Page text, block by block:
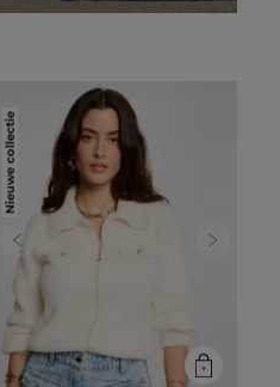
Nieuwe collectie
Previous Next